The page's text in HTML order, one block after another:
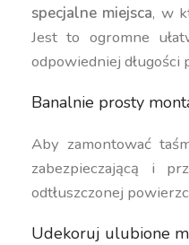
specjalne miejsca, w
Jest to ogromne
odpowiedniej długości
Banalnie prosty
Aby zamontować
zabezpieczającą i
odtłuszczonej
Udekoruj ulubione